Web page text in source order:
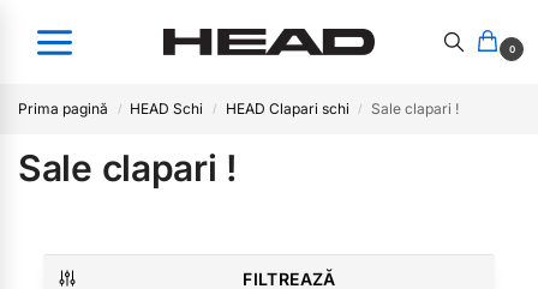
0
Prima pagină / HEAD Schi / HEAD Clapari schi / Sale clapari !
Sale clapari !
FILTREAZĂ